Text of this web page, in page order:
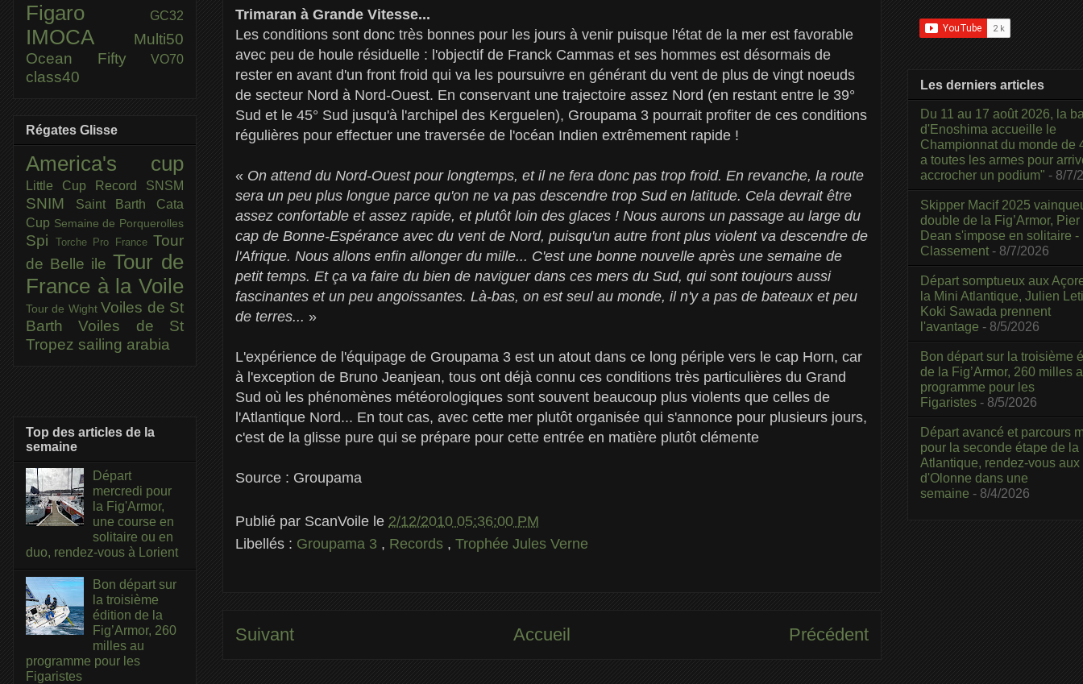
Trimaran à Grande Vitesse...
Les conditions sont donc très bonnes pour les jours à venir puisque l'état de la mer est favorable
avec peu de houle résiduelle : l'objectif de Franck Cammas et ses hommes est désormais de
rester en avant d'un front froid qui va les poursuivre en générant du vent de plus de vingt noeuds
de secteur Nord à Nord-Ouest. En conservant une trajectoire assez Nord (en restant entre le 39°
Sud et le 45° Sud jusqu'à l'archipel des Kerguelen), Groupama 3 pourrait profiter de ces conditions
régulières pour effectuer une traversée de l'océan Indien extrêmement rapide !
« On attend du Nord-Ouest pour longtemps, et il ne fera donc pas trop froid. En revanche, la route
sera un peu plus longue parce qu'on ne va pas descendre trop Sud en latitude. Cela devrait être
assez confortable et assez rapide, et plutôt loin des glaces ! Nous aurons un passage au large du
cap de Bonne-Espérance avec du vent de Nord, puisqu'un autre front plus violent va descendre de
l'Afrique. Nous allons enfin allonger du mille... C'est une bonne nouvelle après une semaine de
petit temps. Et ça va faire du bien de naviguer dans ces mers du Sud, qui sont toujours aussi
fascinantes et un peu angoissantes. Là-bas, on est seul au monde, il n'y a pas de bateaux et peu
de terres... »
L'expérience de l'équipage de Groupama 3 est un atout dans ce long périple vers le cap Horn, car
à l'exception de Bruno Jeanjean, tous ont déjà connu ces conditions très particulières du Grand
Sud où les phénomènes météorologiques sont souvent beaucoup plus violents que celles de
l'Atlantique Nord... En tout cas, avec cette mer plutôt organisée qui s'annonce pour plusieurs jours,
c'est de la glisse pure qui se prépare pour cette entrée en matière plutôt clémente
Source : Groupama
Publié par ScanVoile le 2/12/2010 05:36:00 PM
Libellés : Groupama 3 , Records , Trophée Jules Verne
Suivant Précédent
Accueil
Figaro GC32
IMOCA
Multi50
Ocean Fifty
VO70
class40
Régates Glisse
America's cup
Little Cup Record SNSM
SNIM
Saint Barth Cata
Cup Semaine de Porquerolles
Spi Torche Pro France Tour
de Belle ile Tour de
France à la Voile
Tour de Wight Voiles de St
BarthVoiles de St
Tropez sailing arabia
Top des articles de la
semaine
Départ
mercredi pour
la Fig'Armor,
une course en
solitaire ou en
duo, rendez-vous à Lorient
Bon départ sur
la troisième
édition de la
Fig’Armor, 260
milles au
programme pour les
Figaristes
Les derniers articles
Du 11 au 17 août 2026, la
d'Enoshima accueille le
Championnat du monde de
a toutes les armes pour
accrocher un podium" - 8/7/
Skipper Macif 2025
double de la Fig’Armor,
Dean s'impose en solitaire -
Classement - 8/7/2026
Départ somptueux aux
la Mini Atlantique, Julien
Koki Sawada prennent
l'avantage - 8/5/2026
Bon départ sur la troisième
de la Fig’Armor, 260 milles
programme pour les
Figaristes - 8/5/2026
Départ avancé et parcours
pour la seconde étape de la
Atlantique, rendez-vous
d'Olonne dans une
semaine - 8/4/2026